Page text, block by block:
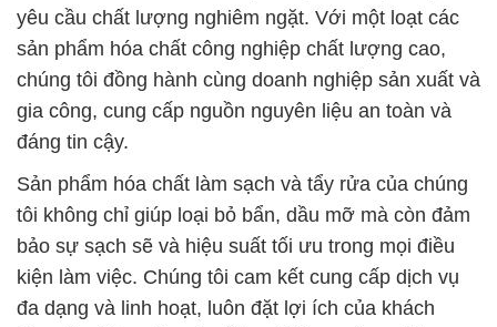
yêu cầu chất lượng nghiêm ngặt. Với một loạt các
sản phẩm hóa chất công nghiệp chất lượng cao,
chúng tôi đồng hành cùng doanh nghiệp sản xuất và
gia công, cung cấp nguồn nguyên liệu an toàn và
đáng tin cậy.
Sản phẩm hóa chất làm sạch và tẩy rửa của chúng
tôi không chỉ giúp loại bỏ bẩn, dầu mỡ mà còn đảm
bảo sự sạch sẽ và hiệu suất tối ưu trong mọi điều
kiện làm việc. Chúng tôi cam kết cung cấp dịch vụ
đa dạng và linh hoạt, luôn đặt lợi ích của khách